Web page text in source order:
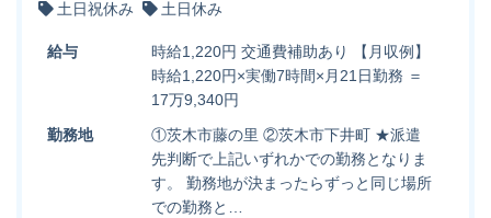
土日祝休み
土日休み
給与
時給1,220円 交通費補助あり 【月収例】
時給1,220円×実働7時間×月21日勤務 ＝
17万9,340円
勤務地
①茨木市藤の里 ②茨木市下井町 ★派遣
先判断で上記いずれかでの勤務となりま
す。 勤務地が決まったらずっと同じ場所
での勤務と…